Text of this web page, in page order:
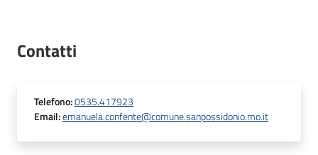
Contatti
Telefono:0535.417923
Email:emanuela.confente@comune.sanpossidonio.mo.it